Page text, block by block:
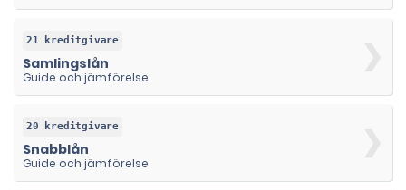
21 kreditgivare
Samlingslån
Guide och jämförelse
20 kreditgivare
Snabblån
Guide och jämförelse